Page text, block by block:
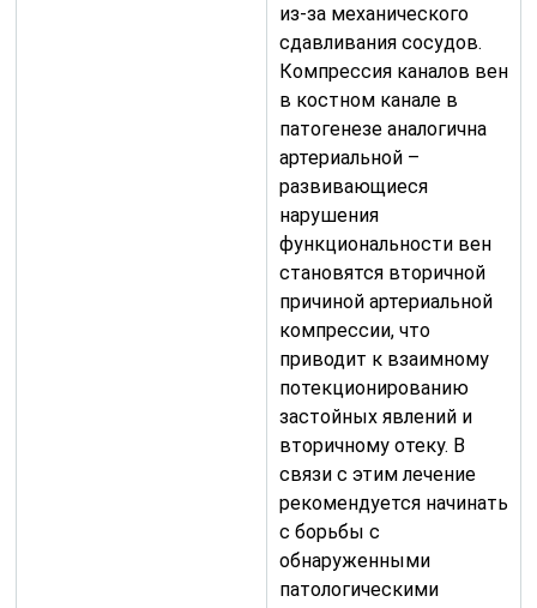
из-за механического
сдавливания сосудов.
Компрессия каналов вен
в костном канале в
патогенезе аналогична
артериальной –
развивающиеся
нарушения
функциональности вен
становятся вторичной
причиной артериальной
компрессии, что
приводит к взаимному
потекционированию
застойных явлений и
вторичному отеку. В
связи с этим лечение
рекомендуется начинать
с борьбы с
обнаруженными
патологическими